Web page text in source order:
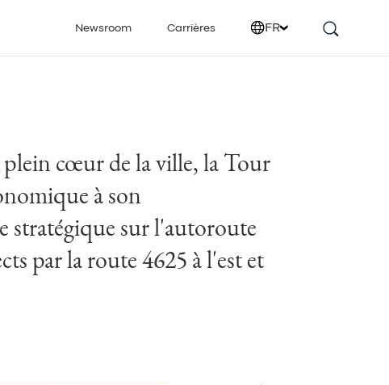
Newsroom Carrières FR
cœur de la ville, la Tour
à son
stratégique sur l'autoroute
par la route 4625 à l'est et